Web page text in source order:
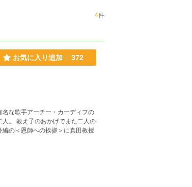
4件
お気に入り追加 372
な歌手アーチー・カーディフの
。 教え子のおかげでまた二人の
の＜恩師への挨拶＞に真田教授